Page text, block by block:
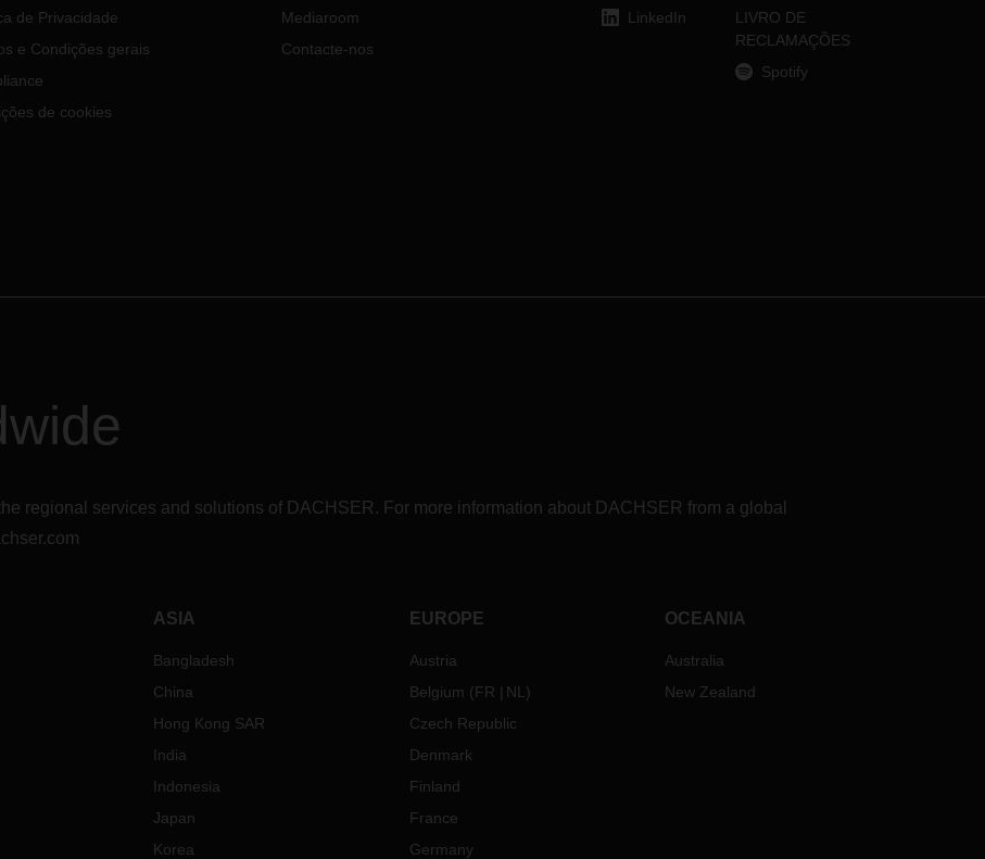
de Privacidade
e Condições gerais
de cookies
Mediaroom
Contacte-nos
LinkedIn
LIVRO DE
RECLAMAÇÕES
Spotify
regional services and solutions of DACHSER. For more information about DACHSER from a global
ASIA
Bangladesh
China
Hong Kong SAR
India
Indonesia
Japan
Korea
EUROPE
Austria
Belgium (FR NL )
Czech Republic
Denmark
Finland
France
Germany
OCEANIA
Australia
New Zealand